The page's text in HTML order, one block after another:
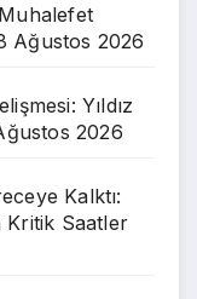
Ağustos 2026
Yıldız
2026
Kalktı:
Kritik Saatler